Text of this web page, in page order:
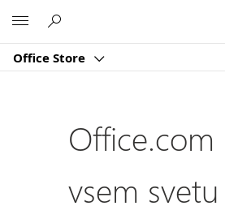
Office Store
Office.com
vsem svetu